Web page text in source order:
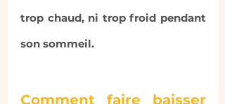
trop chaud, ni trop froid pendant
son sommeil.
Comment faire baisser